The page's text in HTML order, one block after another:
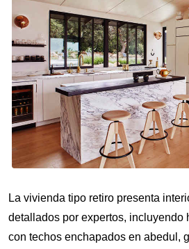
La vivienda tipo retiro presenta
detallados por expertos, incluyendo
con techos enchapados en abedul,